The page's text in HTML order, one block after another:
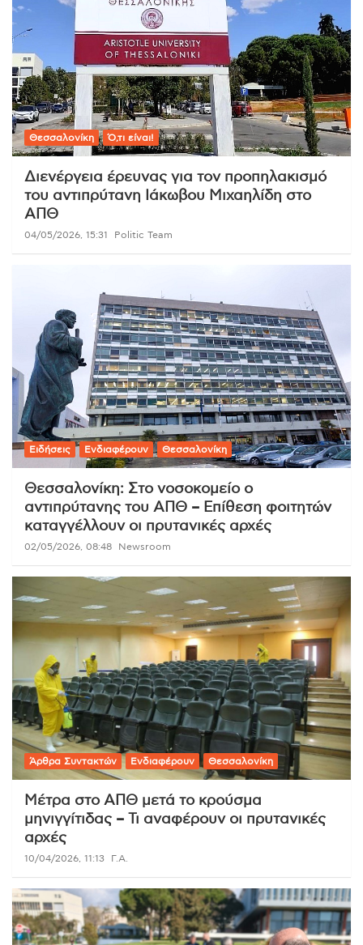
Θεσσαλονίκη Ό,τι είναι!
Διενέργεια έρευνας για τον προπηλακισμό
του αντιπρύτανη Ιάκωβου Μιχαηλίδη στο
ΑΠΘ
04/05/2026, 15:31 Politic Team
Ειδήσεις Ενδιαφέρουν Θεσσαλονίκη
Θεσσαλονίκη: Στο νοσοκομείο ο
αντιπρύτανης του ΑΠΘ – Επίθεση φοιτητών
καταγγέλλουν οι πρυτανικές αρχές
02/05/2026, 08:48 Newsroom
Άρθρα Συντακτών Ενδιαφέρουν Θεσσαλονίκη
Μέτρα στο ΑΠΘ μετά το κρούσμα
μηνιγγίτιδας – Τι αναφέρουν οι πρυτανικές
αρχές
10/04/2026, 11:13 Γ.Α.